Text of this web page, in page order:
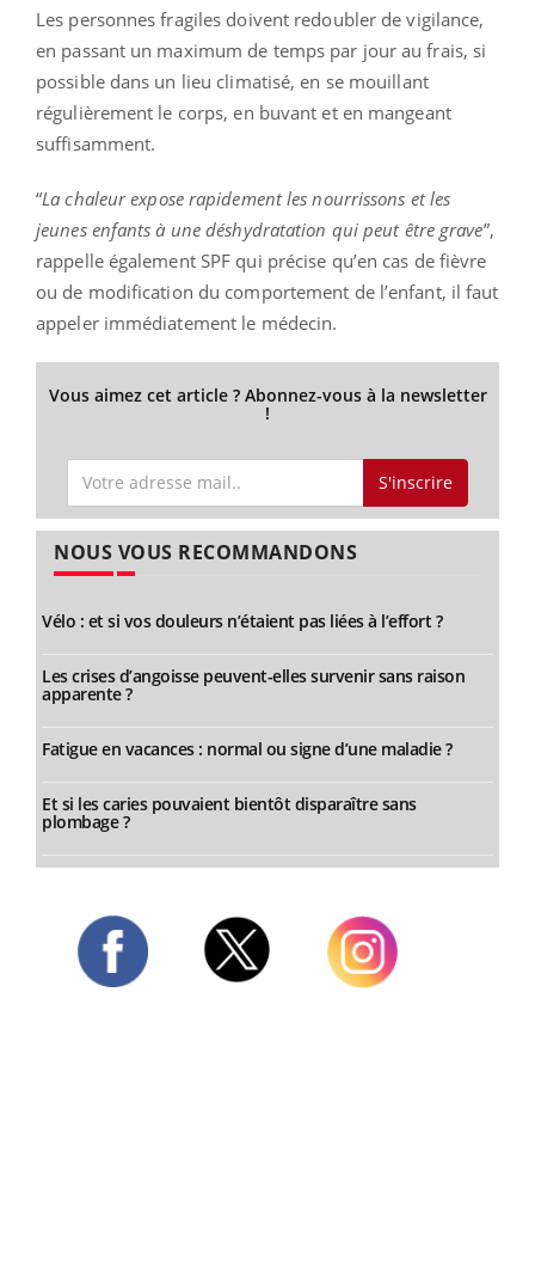
Les personnes fragiles doivent redoubler de vigilance,
en passant un maximum de temps par jour au frais, si
possible dans un lieu climatisé, en se mouillant
régulièrement le corps, en buvant et en mangeant
suffisamment.
“La chaleur expose rapidement les nourrissons et les
jeunes enfants à une déshydratation qui peut être grave”,
rappelle également SPF qui précise qu’en cas de fièvre
ou de modification du comportement de l’enfant, il faut
appeler immédiatement le médecin.
Vous aimez cet article ? Abonnez-vous à la newsletter
!
S'inscrire
NOUS VOUS RECOMMANDONS
Vélo : et si vos douleurs n’étaient pas liées à l’effort ?
Les crises d’angoisse peuvent-elles survenir sans raison
apparente ?
Fatigue en vacances : normal ou signe d’une maladie ?
Et si les caries pouvaient bientôt disparaître sans
plombage ?